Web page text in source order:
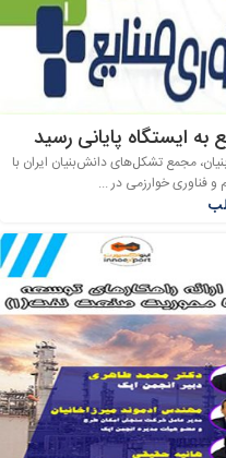
ایستگاه پایانی رسید
مجمع تشکل‌های دانش‌بنیان ایران با
و فناوری خوارزمی در ...